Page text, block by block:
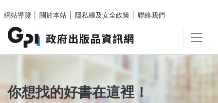
網站導覽
關於本站 隱私權及安全政策 聯絡我們
你想找的好書在這裡！